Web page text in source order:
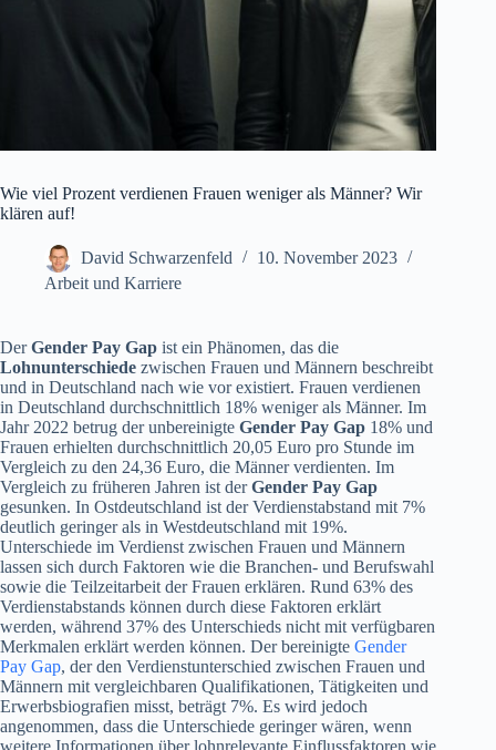
Wie viel Prozent verdienen Frauen weniger als Männer? Wir
klären auf!
David Schwarzenfeld
10. November 2023
Arbeit und Karriere
DerGender Pay Gap ist ein Phänomen, das die
Lohnunterschiede zwischen Frauen und Männern beschreibt
und in Deutschland nach wie vor existiert. Frauen verdienen
in Deutschland durchschnittlich 18% weniger als Männer. Im
Jahr 2022 betrug der unbereinigte Gender Pay Gap 18% und
Frauen erhielten durchschnittlich 20,05 Euro pro Stunde im
Vergleich zu den 24,36 Euro, die Männer verdienten. Im
Vergleich zu früheren Jahren ist derGender Pay Gap
gesunken. In Ostdeutschland ist der Verdienstabstand mit 7%
deutlich geringer als in Westdeutschland mit 19%.
Unterschiede im Verdienst zwischen Frauen und Männern
lassen sich durch Faktoren wie die Branchen- und Berufswahl
sowie die Teilzeitarbeit der Frauen erklären. Rund 63% des
Verdienstabstands können durch diese Faktoren erklärt
werden, während 37% des Unterschieds nicht mit verfügbaren
Merkmalen erklärt werden können. Der bereinigte Gender
Pay Gap, der den Verdienstunterschied zwischen Frauen und
Männern mit vergleichbaren Qualifikationen, Tätigkeiten und
Erwerbsbiografien misst, beträgt 7%. Es wird jedoch
angenommen, dass die Unterschiede geringer wären, wenn